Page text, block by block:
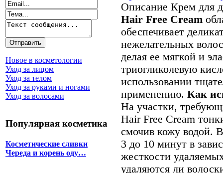
Новое в косметологии
Уход за лицом
Уход за телом
Уход за руками и ногами
Уход за волосами
Популярная косметика
Косметические сливки
Череда и корень оду…
Описание Крем для
Hair Free Cream
обеспечивает
нежелательных
делая ее мягкой и
триогликолевую
использовании
применению. Как
На участки,
Hair Free Cream
смочив кожу водой.
3 до 10 минут в
жесткости
удаляются ли